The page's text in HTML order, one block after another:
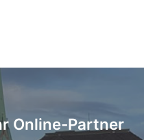
Online-Partner